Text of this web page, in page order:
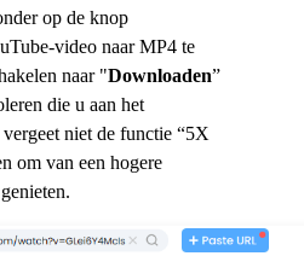
op de knop
video naar MP4 te
naar "Downloaden”
die u aan het
niet de functie “5X
om van een hogere